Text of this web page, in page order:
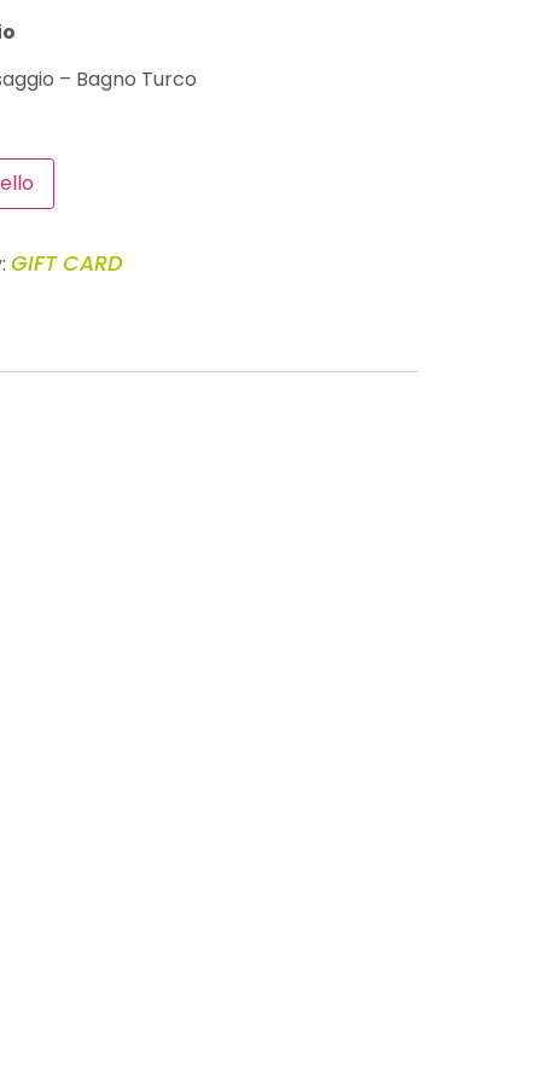
– Bagno Turco
GIFT CARD